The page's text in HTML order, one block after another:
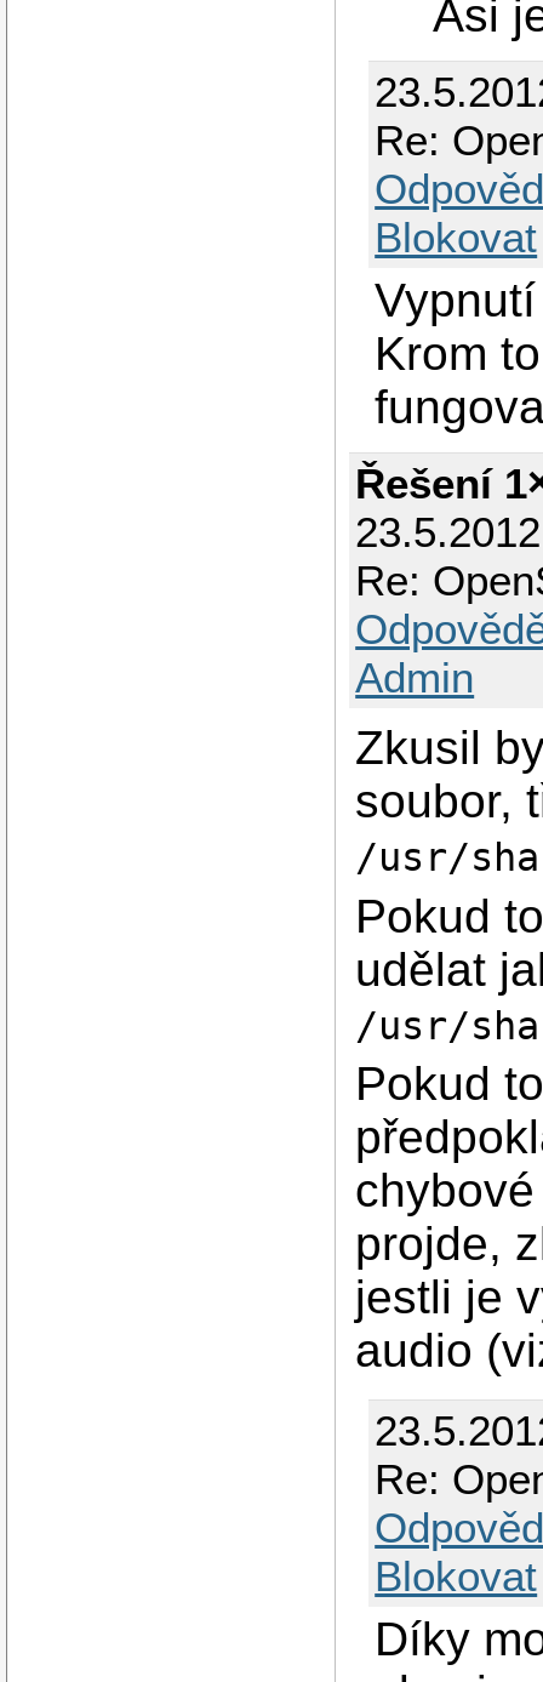
Asi
Re:
Blokovat
Krom
Řešení
Re:
Admin
Zkusil
soubor,
/usr/
Pokud
udělat
/usr/
Pokud
projde,
jestli je
audio
Re:
Blokovat
Díky